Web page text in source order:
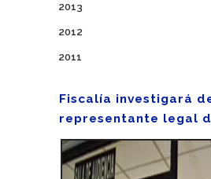
2013
2012
2011
Fiscalía investigará
representante legal